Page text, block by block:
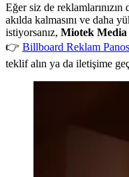
Eğer siz de
akılda kalmasını ve daha
istiyorsanız, Miotek Media
👉 Billboard Reklam
teklif alın ya da iletişime